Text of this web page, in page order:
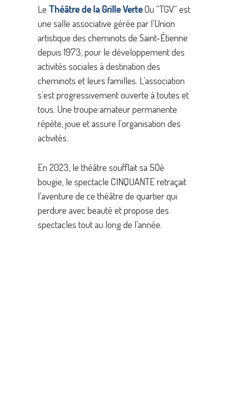
Le Théâtre de la Grille VerteOu “TGV“ est
une salle associative gérée par l’Union
artistique des cheminots de Saint-Étienne
depuis 1973, pour le développement des
activités sociales à destination des
cheminots et leurs familles. L’association
s’est progressivement ouverte à toutes et
tous. Une troupe amateur permanente
répète, joue et assure l’organisation des
activités.
En 2023, le théâtre soufflait sa 50è
bougie, le spectacle CINQUANTE retraçait
l’aventure de ce théâtre de quartier qui
perdure avec beauté et propose des
spectacles tout au long de l’année.